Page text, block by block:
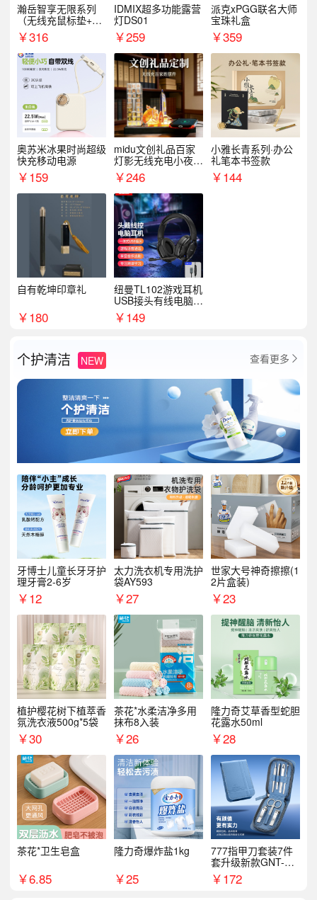
瀚岳智享无限系列
（无线充鼠标垫+飞
利浦音响+乐扣咖啡
杯）
￥316
IDMIX超多功能露营
灯DS01
￥259
派克xPGG联名大师
宝珠礼盒
￥359
奥苏米冰果时尚超级
快充移动电源
￥159
midu文创礼品百家
灯影无线充电小夜灯
纪念礼品定制
￥246
小雅长青系列·办公
礼笔本书签款
￥144
自有乾坤印章礼
￥180
纽曼TL102游戏耳机
USB接头有线电脑耳
机耳麦
￥149
个护清洁 NEW 查看更多 
牙博士儿童长牙牙护
理牙膏2-6岁
￥12
太力洗衣机专用洗护
袋AY593
￥27
世家大号神奇擦擦(1
2片盒装)
￥23
植护樱花树下植萃香
氛洗衣液500g*5袋
￥30
茶花*水柔洁净多用
抹布8入装
￥26
隆力奇艾草香型蛇胆
花露水50ml
￥28
茶花*卫生皂盒
￥6.85
隆力奇爆炸盐1kg
￥25
777指甲刀套装7件
套升级新款GNT-PM
072
￥172